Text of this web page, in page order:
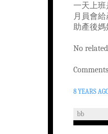
一天上班
月員會
助產後
No
8 YEARS
bb